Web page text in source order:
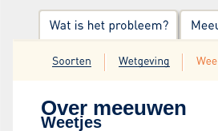
Over meeuwen
Weetjes